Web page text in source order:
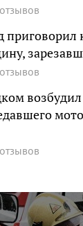
приговорил